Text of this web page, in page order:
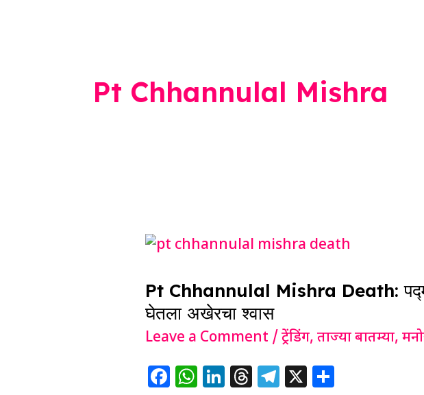
Pt Chhannulal Mishra
Pt Chhannulal Mishra Death:
घेतला अखेरचा श्वास
Leave a Comment /ट्रेंडिंग,ताज्या बातम्या,
F W Li T T X
Pt
Mishra
Death:
पद्मविभूषण
पंडित
छन्नुलाल